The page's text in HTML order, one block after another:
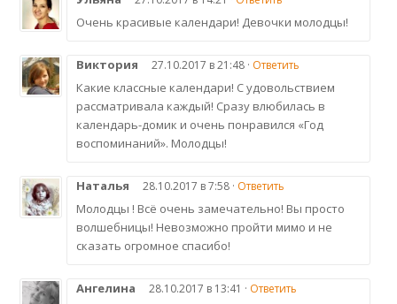
Очень красивые календари! Девочки молодцы!
Виктория 27.10.2017 в 21:48 · Ответить
Какие классные календари! С удовольствием
рассматривала каждый! Сразу влюбилась в
календарь-домик и очень понравился «Год
воспоминаний». Молодцы!
Наталья 28.10.2017 в 7:58 · Ответить
Молодцы ! Всё очень замечательно! Вы просто
волшебницы! Невозможно пройти мимо и не
сказать огромное спасибо!
Ангелина 28.10.2017 в 13:41 · Ответить